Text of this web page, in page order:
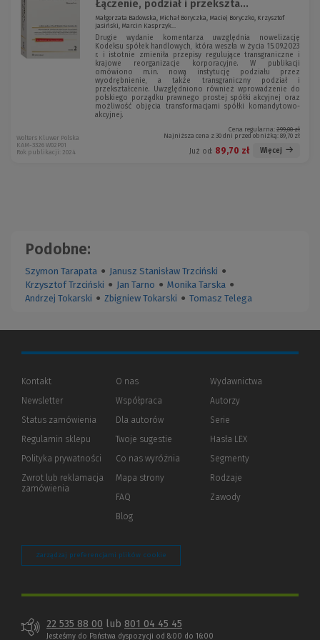
Łączenie, podział i przekszta...
Małgorzata Badowska, Michał Boryczka, Maciej Boryczko, Krzysztof
Jasiński, Marcin Kasprzyk...
Drugie wydanie komentarza uwzględnia nowelizację
Kodeksu spółek handlowych, która weszła w życia 15.09.2023
r. i istotnie zmieniła przepisy regulujące transgraniczne i
krajowe reorganizacje korporacyjne. W publikacji
omówiono m.in. nową instytucję podziału przez
wyodrębnienie, a także transgraniczny podział i
przekształcenie. Uwzględniono również wprowadzenie do
polskiego porządku prawnego prostej spółki akcyjnej oraz
możliwość objęcia transformacjami spółki komandytowo-
akcyjnej.
Cena regularna: 299,00 zł
Najniższa cena z 30 dni przed obniżką: 89,70 zł
Już od: 89,70 zł Więcej
Wolters Kluwer Polska
KAM-3326 W02P01
Rok publikacji: 2024
Podobne:
Szymon Tarapata ● Janusz Stanisław Trzciński ●
Krzysztof Trzciński ● Jan Tarno ● Monika Tarska ●
Andrzej Tokarski ● Zbigniew Tokarski ● Tomasz Telega
Kontakt
Newsletter
Status zamówienia
Regulamin sklepu
Polityka prywatności (Nowe
(Link
innej
Zwrot lub reklamacja
zamówienia
O nas
Współpraca
Dla autorów(Nowe
(Link
innej
strony)
Twoje sugestie
Co nas wyróżnia
Mapa strony
FAQ
Blog
Wydawnictwa
Autorzy
Serie
Hasła LEX
Segmenty
Rodzaje
Zawody
Zarządzaj preferencjami plików cookie
22 535 88 00 lub 801 04 45 45
Jesteśmy do Państwa dyspozycji od 8:00 do 16:00